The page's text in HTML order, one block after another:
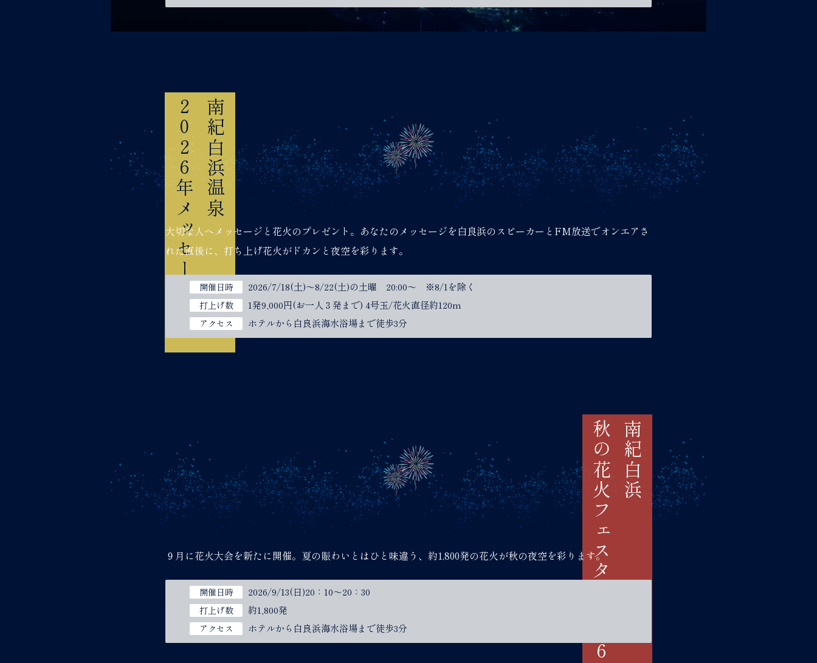
南紀白浜温泉
2026年メッセージ花火
大切な人へメッセージと花火のプレゼント。あなたのメッセージを白良浜のスピーカーとFM放送でオンエアさ
れた直後に、打ち上げ花火がドカンと夜空を彩ります。
開催日時 2026/7/18(土)～8/22(土)の土曜 20:00～ ※8/1を除く
打上げ数 1発9,000円(お一人３発まで) 4号玉/花火直径約120m
アクセス ホテルから白良浜海水浴場まで徒歩3分
南紀白浜
秋の花火フェスタ2026
９月に花火大会を新たに開催。夏の賑わいとはひと味違う、約1,800発の花火が秋の夜空を彩ります。
開催日時 2026/9/13(日)20：10～20：30
打上げ数 約1,800発
アクセス ホテルから白良浜海水浴場まで徒歩3分